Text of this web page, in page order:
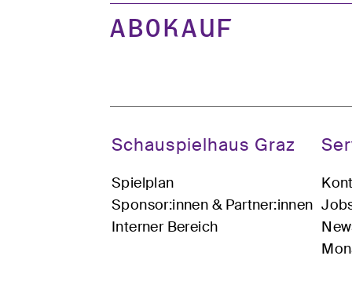
Abokauf
Schauspielhaus Graz
Spielplan
Sponsor:innen & Partner:innen
Interner Bereich